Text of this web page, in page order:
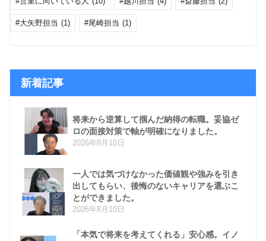
大矢野担当 (1) 尾崎担当 (1)
新着記事
将来から逆算して掴んだ納得の転職。妥協ゼ
ロの面接対策で軸が明確になりました。
2026年8月10日
一人では気づけなかった価値観や強みを引き
出してもらい、後悔のないキャリアを選ぶこ
とができました。
2026年8月10日
「本気で将来を考えてくれる」安心感。イノ